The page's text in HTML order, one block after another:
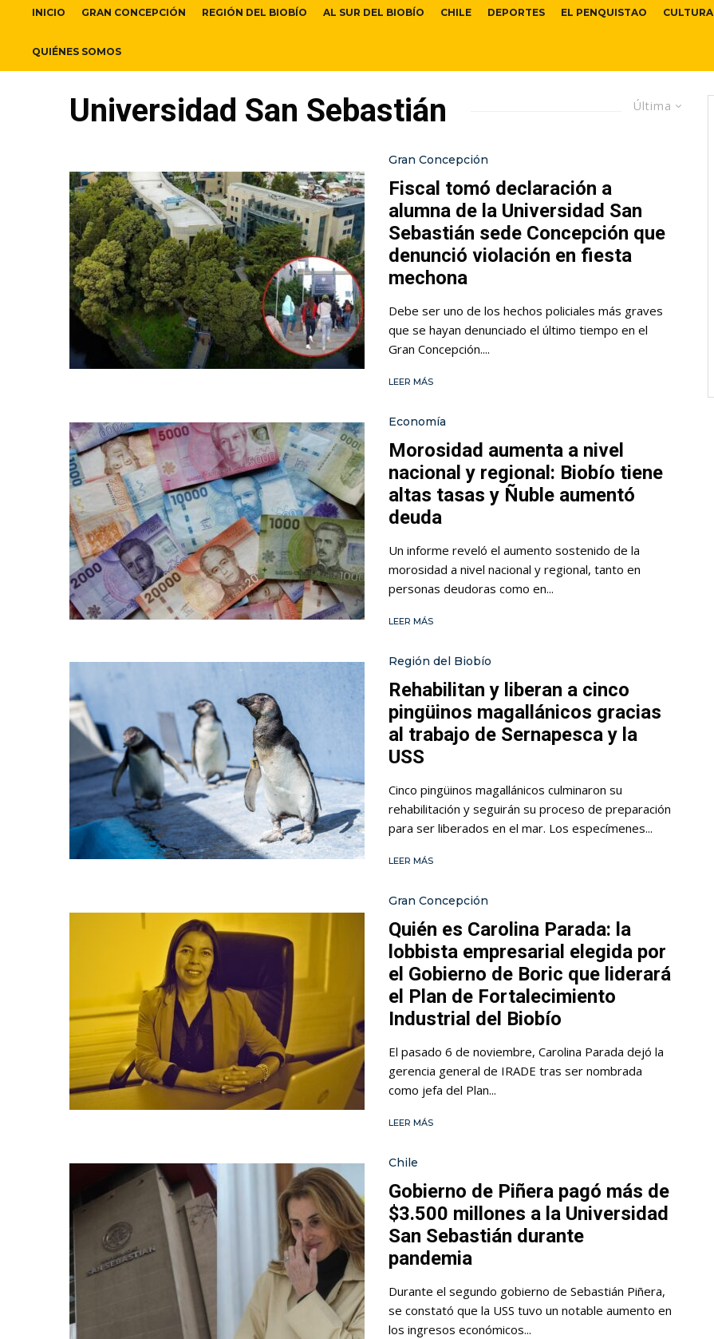
INICIO GRAN CONCEPCIÓN REGIÓN DEL BIOBÍO AL SUR DEL BIOBÍO CHILE DEPORTES EL PENQUISTAO CULTURA
QUIÉNES SOMOS
Última
Universidad San Sebastián
Gran Concepción
Fiscal tomó declaración a
alumna de la Universidad San
Sebastián sede Concepción que
denunció violación en fiesta
mechona
Debe ser uno de los hechos policiales más graves
que se hayan denunciado el último tiempo en el
Gran Concepción....
LEER MÁS
Economía
Morosidad aumenta a nivel
nacional y regional: Biobío tiene
altas tasas y Ñuble aumentó
deuda
Un informe reveló el aumento sostenido de la
morosidad a nivel nacional y regional, tanto en
personas deudoras como en...
LEER MÁS
Región del Biobío
Rehabilitan y liberan a cinco
pingüinos magallánicos gracias
al trabajo de Sernapesca y la
USS
Cinco pingüinos magallánicos culminaron su
rehabilitación y seguirán su proceso de preparación
para ser liberados en el mar. Los especímenes...
LEER MÁS
Gran Concepción
Quién es Carolina Parada: la
lobbista empresarial elegida por
el Gobierno de Boric que liderará
el Plan de Fortalecimiento
Industrial del Biobío
El pasado 6 de noviembre, Carolina Parada dejó la
gerencia general de IRADE tras ser nombrada
como jefa del Plan...
LEER MÁS
Chile
Gobierno de Piñera pagó más de
$3.500 millones a la Universidad
San Sebastián durante
pandemia
Durante el segundo gobierno de Sebastián Piñera,
se constató que la USS tuvo un notable aumento en
los ingresos económicos...